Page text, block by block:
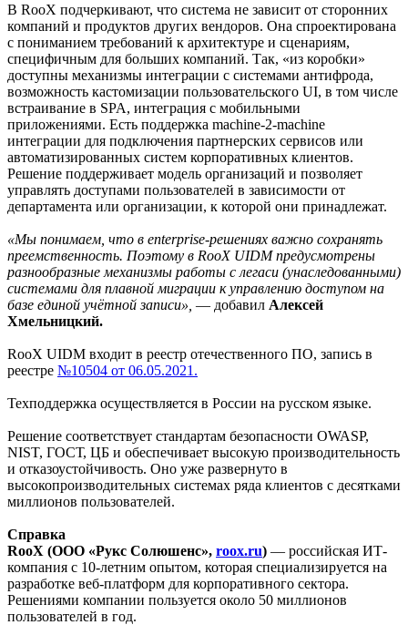
В RooX подчеркивают, что система не зависит от сторонних
компаний и продуктов других вендоров. Она спроектирована
с пониманием требований к архитектуре и сценариям,
специфичным для больших компаний. Так, «из коробки»
доступны механизмы интеграции с системами антифрода,
возможность кастомизации пользовательского UI, в том числе
встраивание в SPA, интеграция с мобильными
приложениями. Есть поддержка machine-2-machine
интеграции для подключения партнерских сервисов или
автоматизированных систем корпоративных клиентов.
Решение поддерживает модель организаций и позволяет
управлять доступами пользователей в зависимости от
департамента или организации, к которой они принадлежат.
«Мы понимаем, что в enterprise-решениях важно сохранять
преемственность. Поэтому в RooX UIDM предусмотрены
разнообразные механизмы работы с легаси (унаследованными)
системами для плавной миграции к управлению доступом на
базе единой учётной записи», — добавил Алексей
Хмельницкий.
RooX UIDM входит в реестр отечественного ПО, запись в
реестре №10504 от 06.05.2021.
Техподдержка осуществляется в России на русском языке.
Решение соответствует стандартам безопасности OWASP,
NIST, ГОСТ, ЦБ и обеспечивает высокую производительность
и отказоустойчивость. Оно уже развернуто в
высокопроизводительных системах ряда клиентов с десятками
миллионов пользователей.
Справка
RooX (ООО «Рукс Солюшенс», roox.ru) — российская ИТ-
компания с 10-летним опытом, которая специализируется на
разработке веб-платформ для корпоративного сектора.
Решениями компании пользуется около 50 миллионов
пользователей в год.